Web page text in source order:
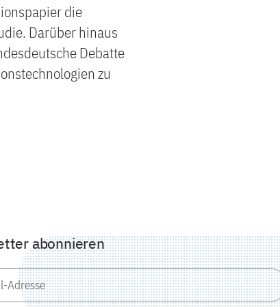
die
Darüber hinaus
Debatte
zu
abonnieren